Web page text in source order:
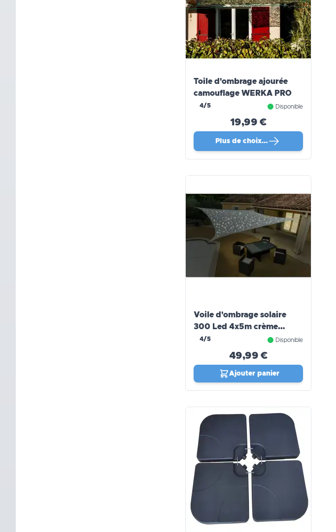
Toile d'ombrage ajourée
camouflage WERKA PRO
4/5 Disponible
19,99 €
Plus de choix…
Voile d'ombrage solaire
300 Led 4x5m crème
WERKA PRO
4/5 Disponible
49,99 €
Ajouter panier